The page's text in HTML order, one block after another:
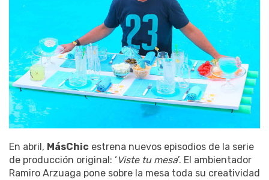
En abril, MásChic estrena nuevos episodios de la serie
de producción original: ‘ Viste tu mesa’. El ambientador
Ramiro Arzuaga pone sobre la mesa toda su creatividad